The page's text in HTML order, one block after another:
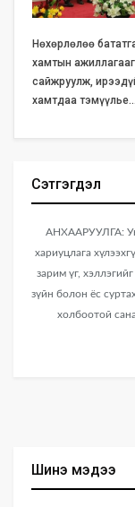
Нөхөрлөлөө
хамтын
сайжруулж,
хамтдаа тэмүүлье…
Сэтгэгдэл
АНХААРУУЛГА:
хариуцлага
зарим үг,
зүйн болон ёс
холбоотой
Шинэ мэдээ